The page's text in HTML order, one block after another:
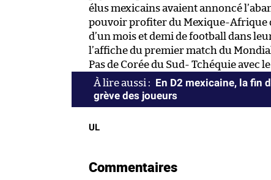
élus mexicains avaient annoncé
pouvoir profiter du Mexique-Afrique
d’un mois et demi de football dans
l’affiche du premier match du
Pas de Corée du Sud- Tchéquie avec
En D2 mexicaine, la fin
grève des joueurs
UL
Commentaires